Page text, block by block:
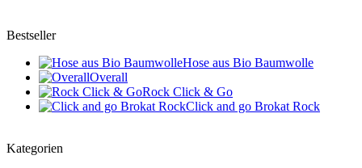
Bestseller
Hose aus Bio Baumwolle
Overall
Rock Click & Go
Click and go Brokat Rock
Kategorien